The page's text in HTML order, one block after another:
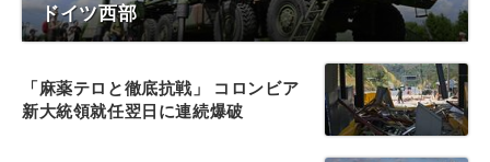
ドイツ西部
「麻薬テロと徹底抗戦」 コロンビア
新大統領就任翌日に連続爆破